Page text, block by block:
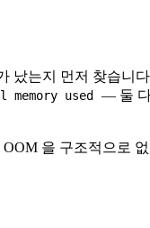
는지 먼저 찾습니
used — 둘
을 구조적으로